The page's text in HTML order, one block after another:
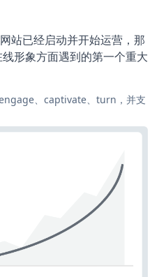
已经启动并开始运营，那
形象方面遇到的第一个重大
、captivate、turn，并支